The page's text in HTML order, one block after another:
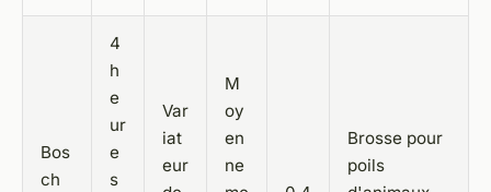
Bos
ch
4
h
e
ur
e
s
Var
iat
eur
M
oy
en
ne
Brosse pour
poils